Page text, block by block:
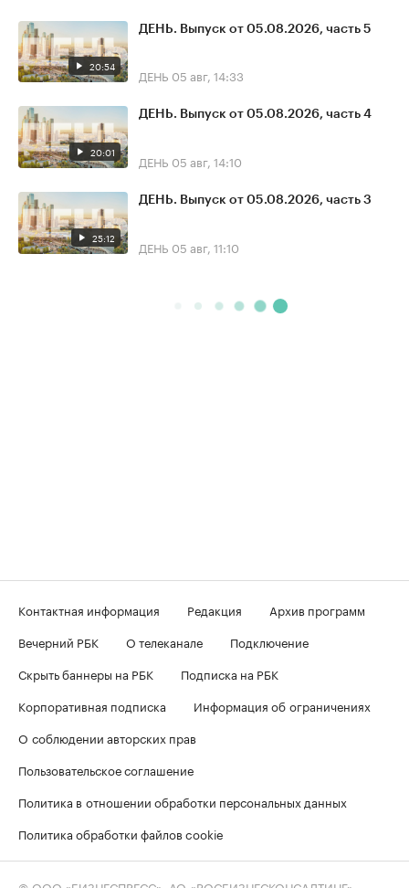
20:54
ДЕНЬ. Выпуск от 05.08.2026, часть 5
ДЕНЬ 05 авг, 14:33
20:01
ДЕНЬ. Выпуск от 05.08.2026, часть 4
ДЕНЬ 05 авг, 14:10
25:12
ДЕНЬ. Выпуск от 05.08.2026, часть 3
ДЕНЬ 05 авг, 11:10
Контактная информация Редакция
Архив программ
Вечерний РБК
О телеканале
Подключение
Скрыть баннеры на РБК
Подписка на РБК
Корпоративная подписка
Информация об ограничениях
О соблюдении авторских прав
Пользовательское соглашение
Политика в отношении обработки персональных данных
Политика обработки файлов cookie